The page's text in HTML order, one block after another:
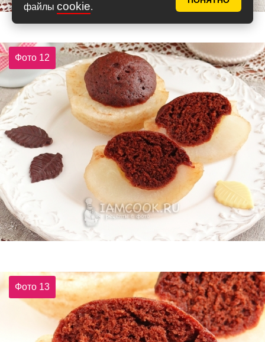
файлы cookie.
Фото 12
Фото 13